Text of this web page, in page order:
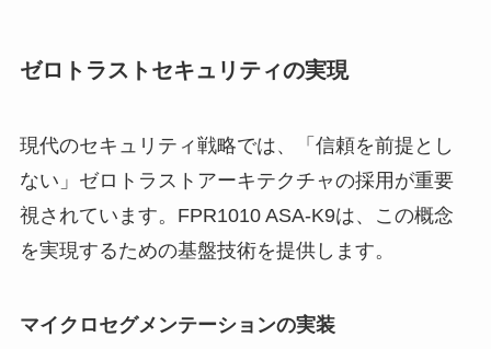
ゼロトラストセキュリティの実現
現代のセキュリティ戦略では、「信頼を前提とし
ない」ゼロトラストアーキテクチャの採用が重要
視されています。FPR1010 ASA-K9は、この概念
を実現するための基盤技術を提供します。
マイクロセグメンテーションの実装